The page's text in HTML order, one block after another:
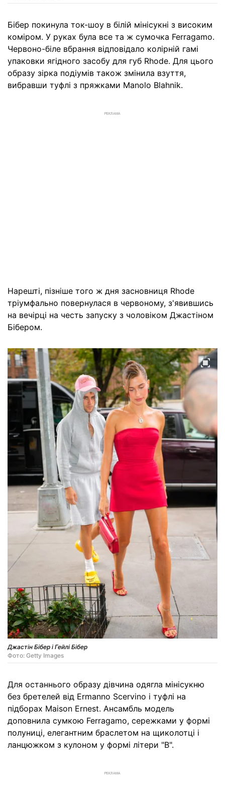
Бібер покинула ток-шоу в білій мінісукні з високим
коміром. У руках була все та ж сумочка Ferragamo.
Червоно-біле вбрання відповідало колірній гамі
упаковки ягідного засобу для губ Rhode. Для цього
образу зірка подіумів також змінила взуття,
вибравши туфлі з пряжками Manolo Blahnik.
РЕКЛАМА
Нарешті, пізніше того ж дня засновниця Rhode
тріумфально повернулася в червоному, з'явившись
на вечірці на честь запуску з чоловіком Джастіном
Бібером.
Джастін Бібер і Гейлі Бібер
Фото: Getty Images
Для останнього образу дівчина одягла мінісукню
без бретелей від Ermanno Scervino і туфлі на
підборах Maison Ernest. Ансамбль модель
доповнила сумкою Ferragamo, сережками у формі
полуниці, елегантним браслетом на щиколотці і
ланцюжком з кулоном у формі літери "В".
РЕКЛАМА